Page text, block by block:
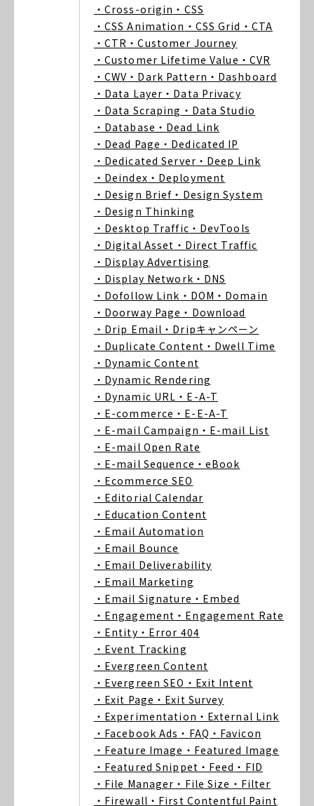
・Cross-origin ・CSS
・CSS Animation ・CSS Grid ・CTA
・CTR ・Customer Journey
・Customer Lifetime Value ・CVR
・CWV ・Dark Pattern ・Dashboard
・Data Layer ・Data Privacy
・Data Scraping ・Data Studio
・Database ・Dead Link
・Dead Page ・Dedicated IP
・Dedicated Server ・Deep Link
・Deindex ・Deployment
・Design Brief ・Design System
・Design Thinking
・Desktop Traffic ・DevTools
・Digital Asset ・Direct Traffic
・Display Advertising
・Display Network ・DNS
・Dofollow Link ・DOM ・Domain
・Doorway Page ・Download
・Drip Email ・Dripキャンペーン
・Duplicate Content ・Dwell Time
・Dynamic Content
・Dynamic Rendering
・Dynamic URL ・E-A-T
・E-commerce ・E-E-A-T
・E-mail Campaign ・E-mail List
・E-mail Open Rate
・E-mail Sequence ・eBook
・Ecommerce SEO
・Editorial Calendar
・Education Content
・Email Automation
・Email Bounce
・Email Deliverability
・Email Marketing
・Email Signature ・Embed
・Engagement ・Engagement Rate
・Entity ・Error 404
・Event Tracking
・Evergreen Content
・Evergreen SEO ・Exit Intent
・Exit Page ・Exit Survey
・Experimentation ・External Link
・Facebook Ads ・FAQ ・Favicon
・Feature Image ・Featured Image
・Featured Snippet ・Feed ・FID
・File Manager ・File Size ・Filter
・Firewall ・First Contentful Paint